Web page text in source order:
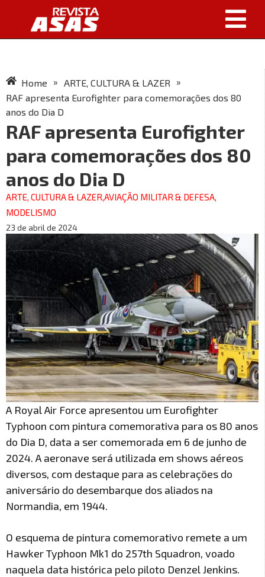
Home » ARTE, CULTURA & LAZER
»
RAF apresenta Eurofighter para comemorações dos 80
anos do Dia D
RAF apresenta Eurofighter
para comemorações dos 80
anos do Dia D
ARTE, CULTURA & LAZER,AVIAÇÃO MILITAR & DEFESA,
MODELISMO
23 de abril de 2024
A Royal Air Force apresentou um Eurofighter
Typhoon com pintura comemorativa para os 80 anos
do Dia D, data a ser comemorada em 6 de junho de
2024. A aeronave será utilizada em shows aéreos
diversos, com destaque para as celebrações do
aniversário do desembarque dos aliados na
Normandia, em 1944.
O esquema de pintura comemorativo remete a um
Hawker Typhoon Mk1 do 257th Squadron, voado
naquela data histórica pelo piloto Denzel Jenkins.